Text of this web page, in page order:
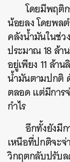
โดยมีพฤติ
น้อยลง โดยพล
คลังน้ำมันในช่
ประมาณ 18 ล้
อยู่เพียง 11 ล้า
น้ำมันตามปกติ
ตลอด แต่มีการ
กำไร
อีกทั้งยังมี
เหนือที่ปกติจะ
วิกฤตกลับปรับล